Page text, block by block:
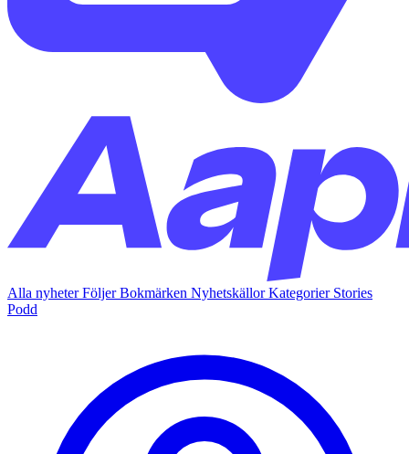
Alla nyheterFöljerBokmärken NyhetskällorKategorier Stories
Podd